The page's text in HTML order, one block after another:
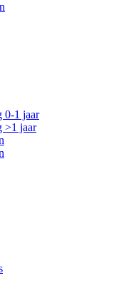
0-1 jaar
>1 jaar